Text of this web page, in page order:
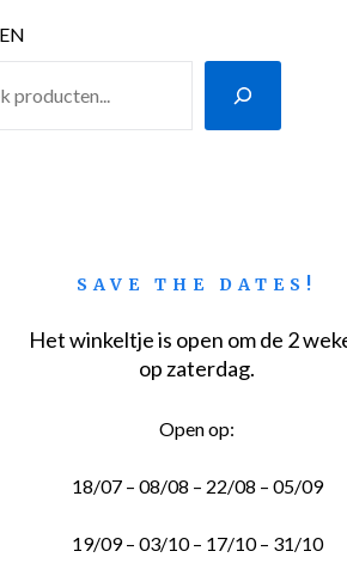
SAVE THE DATES!
Het winkeltje is open om de 2
op zaterdag.
Open op:
18/07 – 08/08 – 22/08 – 05/09
19/09 – 03/10 – 17/10 – 31/10